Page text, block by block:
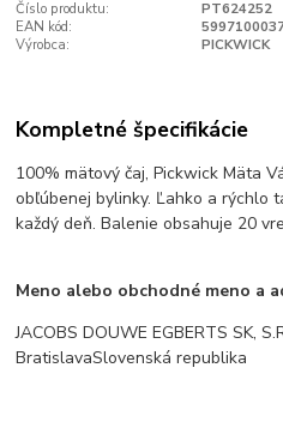
Číslo produktu:
PT624252
EAN kód:
Výrobca:
PICKWICK
Kompletné špecifikácie
100% mätový čaj, Pickwick Mäta
obľúbenej bylinky. Ľahko a rýchlo
každý deň. Balenie obsahuje 20
Meno alebo obchodné meno a
JACOBS DOUWE EGBERTS SK,
BratislavaSlovenská republika